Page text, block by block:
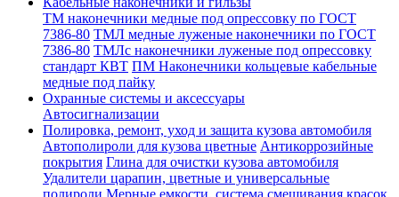
ТМ наконечники медные под опрессовку по ГОСТ
7386-80 ТМЛ медные луженые наконечники по ГОСТ
7386-80 ТМЛс наконечники луженые под опрессовку
стандарт КВТ ПМ Наконечники кольцевые кабельные
медные под пайку
Охранные системы и аксессуары
Автосигнализации
Полировка, ремонт, уход и защита кузова автомобиля
Автополироли для кузова цветные Антикоррозийные
покрытия Глина для очистки кузова автомобиля
Удалители царапин, цветные и универсальные
полироли Мерные емкости, система смешивания красок,